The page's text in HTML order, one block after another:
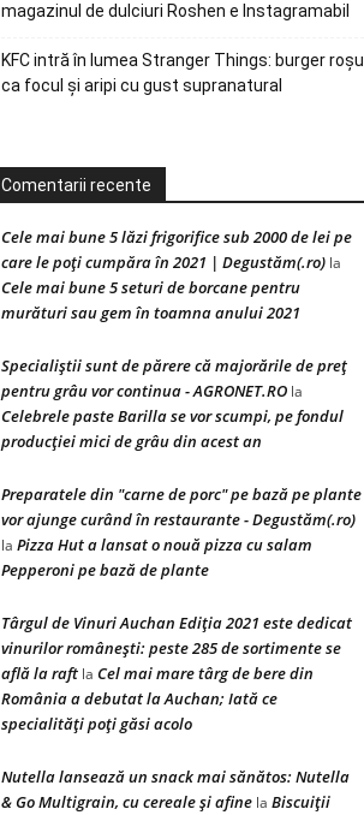
magazinul de dulciuri Roshen e Instagramabil
KFC intră în lumea Stranger Things: burger roșu
ca focul și aripi cu gust supranatural
Comentarii recente
Cele mai bune 5 lăzi frigorifice sub 2000 de lei pe
care le poți cumpăra în 2021 | Degustăm(.ro) la
Cele mai bune 5 seturi de borcane pentru
murături sau gem în toamna anului 2021
Specialiștii sunt de părere că majorările de preț
pentru grâu vor continua - AGRONET.RO la
Celebrele paste Barilla se vor scumpi, pe fondul
producției mici de grâu din acest an
Preparatele din "carne de porc" pe bază pe plante
vor ajunge curând în restaurante - Degustăm(.ro)
la Pizza Hut a lansat o nouă pizza cu salam
Pepperoni pe bază de plante
Târgul de Vinuri Auchan Ediţia 2021 este dedicat
vinurilor româneşti: peste 285 de sortimente se
află la raft la Cel mai mare târg de bere din
România a debutat la Auchan; Iată ce
specialităţi poţi găsi acolo
Nutella lansează un snack mai sănătos: Nutella
& Go Multigrain, cu cereale şi afine la Biscuiţii